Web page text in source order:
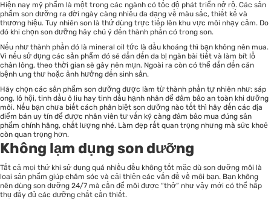
Hiện nay mỹ phẩm là một trong các ngành có tốc độ phát triển nở rộ. Các sản
phẩm son dưỡng ra đời ngày càng nhiều đa dạng về màu sắc, thiết kế và
thương hiệu. Tuy nhiên son là thứ dùng trực tiếp lên khu vực môi nhạy cảm. Do
đó khi chọn son dưỡng hãy chú ý đến thành phần có trong son.
Nếu như thành phần đó là mineral oil tức là dầu khoáng thì bạn không nên mua.
Vì nếu sử dụng các sản phẩm đó sẽ dẫn đến da bị ngăn bài tiết và làm bít lỗ
chân lông, theo thời gian sẽ gây nên mụn. Ngoài ra còn có thể dẫn đến căn
bệnh ung thư hoặc ảnh hưởng đến sinh sản.
Hãy chọn các sản phẩm son dưỡng được làm từ thành phần tự nhiên như: sáp
ong, lô hội, tinh dầu ô liu hay tinh dầu hạnh nhân để đảm bảo an toàn khi dưỡng
môi. Nếu bạn chưa biết cách phân biệt son dưỡng nào tốt thì hãy đến các địa
điểm bán uy tín để được nhân viên tư vấn kỹ càng đảm bảo mua đúng sản
phẩm chính hãng, chất lượng nhé. Làm đẹp rất quan trọng nhưng mà sức khoẻ
còn quan trọng hơn.
Không lạm dụng son dưỡng
Tất cả mọi thứ khi sử dụng quá nhiều đều không tốt mặc dù son dưỡng môi là
loại sản phẩm giúp chăm sóc và cải thiện các vấn đề về môi bạn. Bạn không
nên dùng son dưỡng 24/7 mà cần để môi được “thở” như vậy mới có thể hấp
thụ đầy đủ các dưỡng chất cần thiết.